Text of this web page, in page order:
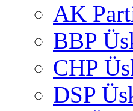
AK
BBP
CHP
DSP